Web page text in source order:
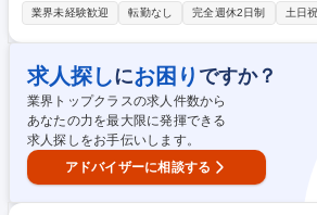
円」を目指している当社で,PdMとして当社の新
各事業の短期・中長期の集客目標達成に向けた
計・改善します。■集客LP/サービスページ/診断
コンテンツマーケティング(SEO/LLMO/記事制作
UX改善・コンテンツ設計 ■CVR改善・自然検索
施策の推進 ※「その他労働条件の備考」に続きを記載 募集職種 グ
プロダクトマネージャー◎日本の中小企業の挑
業界未経験歓迎 転勤なし 完全週休2日制 土日
求人探しにお困り ですか？
業界トップクラスの求人件数から
あなたの力を最大限に発揮できる
求人探しをお手伝いします。
アドバイザーに相談する